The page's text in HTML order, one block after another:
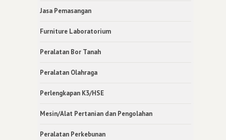
Jasa Pemasangan
Furniture Laboratorium
Peralatan Bor Tanah
Peralatan Olahraga
Perlengkapan K3/HSE
Mesin/Alat Pertanian dan Pengolahan
Peralatan Perkebunan